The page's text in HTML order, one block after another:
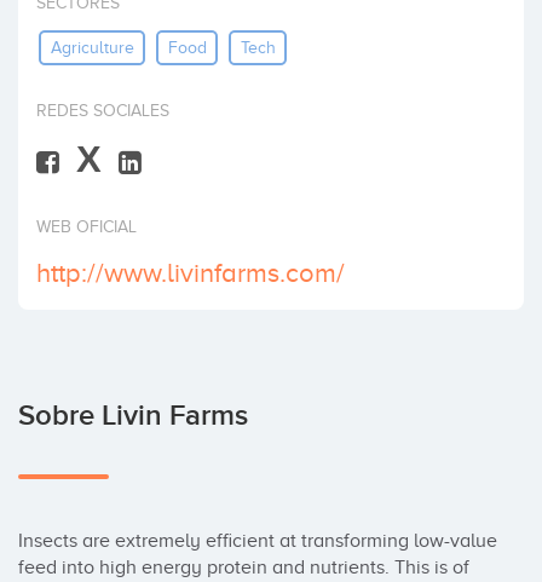
Agriculture Food Tech
REDES SOCIALES
X
WEB OFICIAL
http://www.livinfarms.com/
Sobre Livin Farms
Insects are extremely efficient at transforming low-value
feed into high energy protein and nutrients. This is of